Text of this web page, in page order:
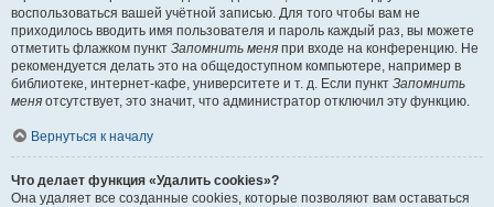
воспользоваться вашей учётной записью. Для того чтобы вам не
приходилось вводить имя пользователя и пароль каждый раз, вы можете
отметить флажком пункт Запомнить меня при входе на конференцию. Не
рекомендуется делать это на общедоступном компьютере, например в
библиотеке, интернет-кафе, университете и т. д. Если пункт Запомнить
меня отсутствует, это значит, что администратор отключил эту функцию.
Вернуться к началу
Что делает функция «Удалить cookies»?
Она удаляет все созданные cookies, которые позволяют вам оставаться